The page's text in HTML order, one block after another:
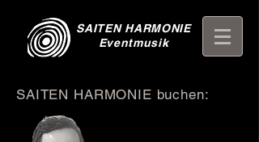
SAITEN HARMONIE
Eventmusik
SAITEN HARMONIE buchen: